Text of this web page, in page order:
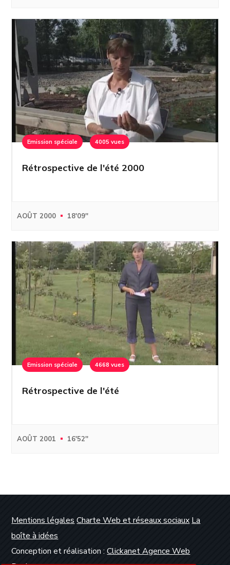
Emission spéciale 4005 vues
Rétrospective de l'été 2000
AOÛT 2000 18'09''
Emission spéciale 4668 vues
Rétrospective de l'été
AOÛT 2001 16'52''
Mentions légales Charte Web et réseaux sociaux La
boîte à idées
Conception et réalisation :Clickanet Agence Web